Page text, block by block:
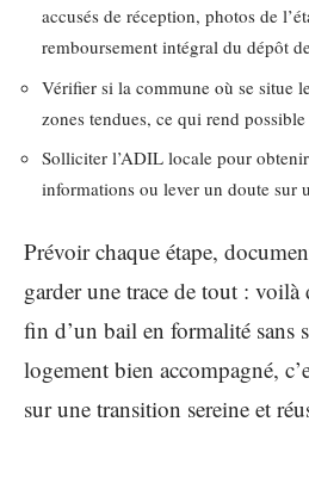
accusés de réception, photos de
remboursement intégral du dépôt
Vérifier si la commune où se situe
zones tendues, ce qui rend
Solliciter l’ADIL locale pour
informations ou lever un doute sur
Prévoir chaque étape,
garder une trace de tout :
fin d’un bail en formalité sans
logement bien accompagné,
sur une transition sereine et